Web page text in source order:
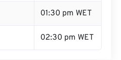
01:30 pm WET
02:30 pm WET